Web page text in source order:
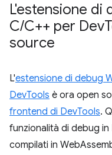
L'estensione di
C/C++ per Dev
source
L'estensione di debug
DevTools è ora open
frontend di DevTools.
funzionalità di debug in
compilati in